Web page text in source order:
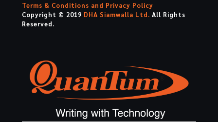
Terms & Conditions and Privacy Policy
Copyright © 2019 DHA Siamwalla Ltd. All Rights
Reserved.